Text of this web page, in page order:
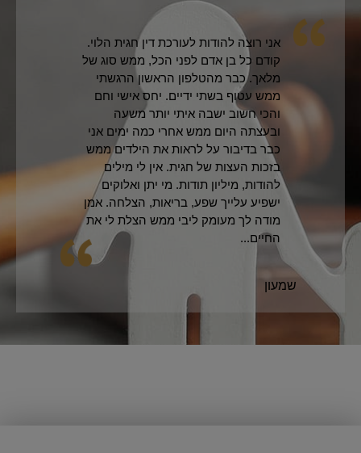
אני רוצה להודות לעורכת דין חגית הלוי.
קודם כל בן אדם לפני הכל, ממש סוג של
מלאך. כבר מהטלפון הראשון הרגשתי
ממש עטוף בשתי ידיים. יחס אישי וחם
והכי חשוב ישבה איתי יותר משעה
ובעצתה היום ממש אחרי כמה ימים אני
כבר בדיבור על לראות את הילדים ממש
בזכות העצות של חגית. אין לי מילים
להודות, מיליון תודות. מי יתן ואלוקים
ישפיע עלייך שפע, בריאות, הצלחה. אמן
מודה לך מעומק ליבי ממש הצלת לי את
החיים...
שמעון